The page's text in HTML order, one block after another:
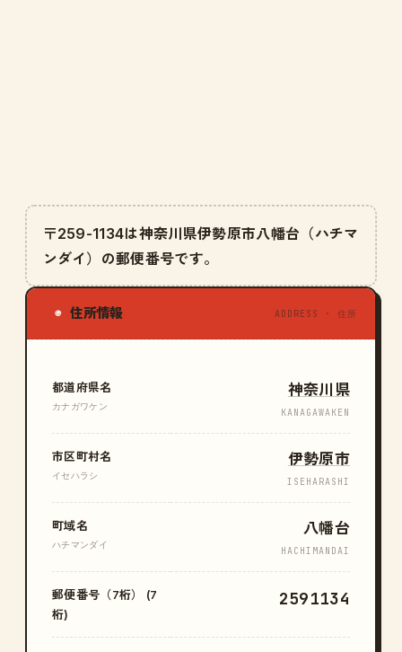
〒259-1134は神奈川県伊勢原市八幡台（ハチマ
ンダイ）の郵便番号です。
◉ 住所情報 ADDRESS · 住所
都道府県名
カナガワケン
神奈川県
KANAGAWAKEN
市区町村名
イセハラシ
伊勢原市
ISEHARASHI
町域名
ハチマンダイ
八幡台
HACHIMANDAI
郵便番号（7桁） (7
桁)
2591134